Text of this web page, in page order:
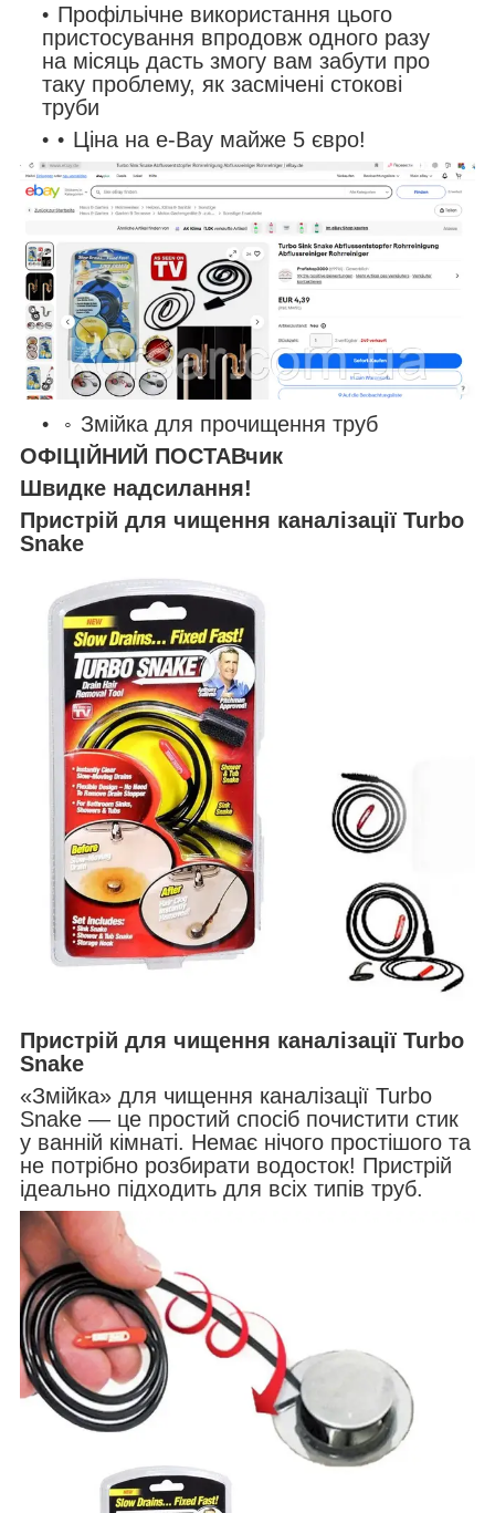
Профільічне використання цього
пристосування впродовж одного разу
на місяць дасть змогу вам забути про
таку проблему, як засмічені стокові
труби
Ціна на e-Bay майже 5 євро!
Змійка для прочищення труб
ОФІЦІЙНИЙ ПОСТАВчик
Швидке надсилання!
Пристрій для чищення каналізації Turbo
Snake
Пристрій для чищення каналізації Turbo
Snake
«Змійка» для чищення каналізації Turbo
Snake — це простий спосіб почистити стик
у ванній кімнаті. Немає нічого простішого та
не потрібно розбирати водосток! Пристрій
ідеально підходить для всіх типів труб.